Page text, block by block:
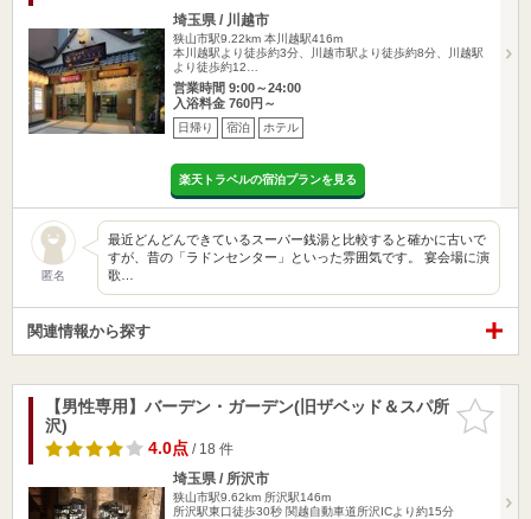
埼玉県 / 川越市
狭山市駅9.22km 本川越駅416m
本川越駅より徒歩約3分、川越市駅より徒歩約8分、川越駅
より徒歩約12…
営業時間 9:00～24:00
入浴料金 760円～
日帰り 宿泊 ホテル
楽天トラベルの宿泊プランを見る
匿名
最近どんどんできているスーパー銭湯と比較すると確かに古いで
すが、昔の「ラドンセンター」といった雰囲気です。 宴会場に演
歌…
関連情報から探す
お気に入
りに追加
【男性専用】バーデン・ガーデン(旧ザベッド＆スパ所
沢)
4.0点/ 18 件
埼玉県 / 所沢市
狭山市駅9.62km 所沢駅146m
所沢駅東口徒歩30秒 関越自動車道所沢ICより約15分